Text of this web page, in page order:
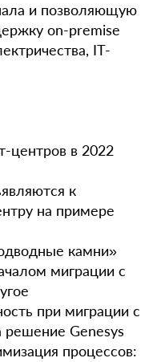
и позволяющую
on-premise
IT-
центров в 2022
к
на примере
камни»
миграции с
при миграции с
Genesys
процессов: